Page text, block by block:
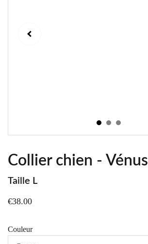
Collier chien - Vénus
Taille L
€38.00
Couleur